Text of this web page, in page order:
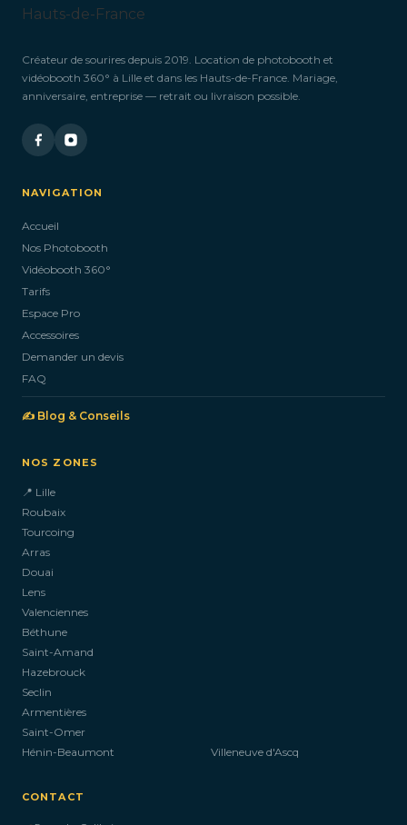
Créateur de sourires depuis 2019. Location de photobooth et
vidéobooth 360° à Lille et dans les Hauts-de-France. Mariage,
anniversaire, entreprise — retrait ou livraison possible.
NAVIGATION
Accueil
Nos Photobooth
Vidéobooth 360°
Tarifs
Espace Pro
Accessoires
Demander un devis
FAQ
✍️ Blog & Conseils
NOS ZONES
📍 Lille
Roubaix
Tourcoing
Arras
Douai
Lens
Valenciennes
Béthune
Saint-Amand
Hazebrouck
Seclin
Armentières
Saint-Omer
Hénin-Beaumont
Villeneuve d'Ascq
CONTACT